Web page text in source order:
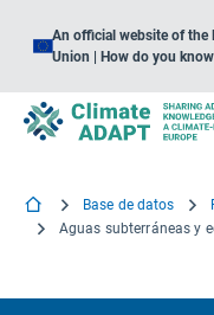
An official website of the
Union | How do you
Base de datos